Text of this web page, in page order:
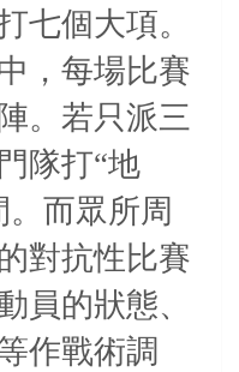
七個大項。
，每場比賽
。若只派三
隊打“地
而眾所周
對抗性比賽
員的狀態、
作戰術調